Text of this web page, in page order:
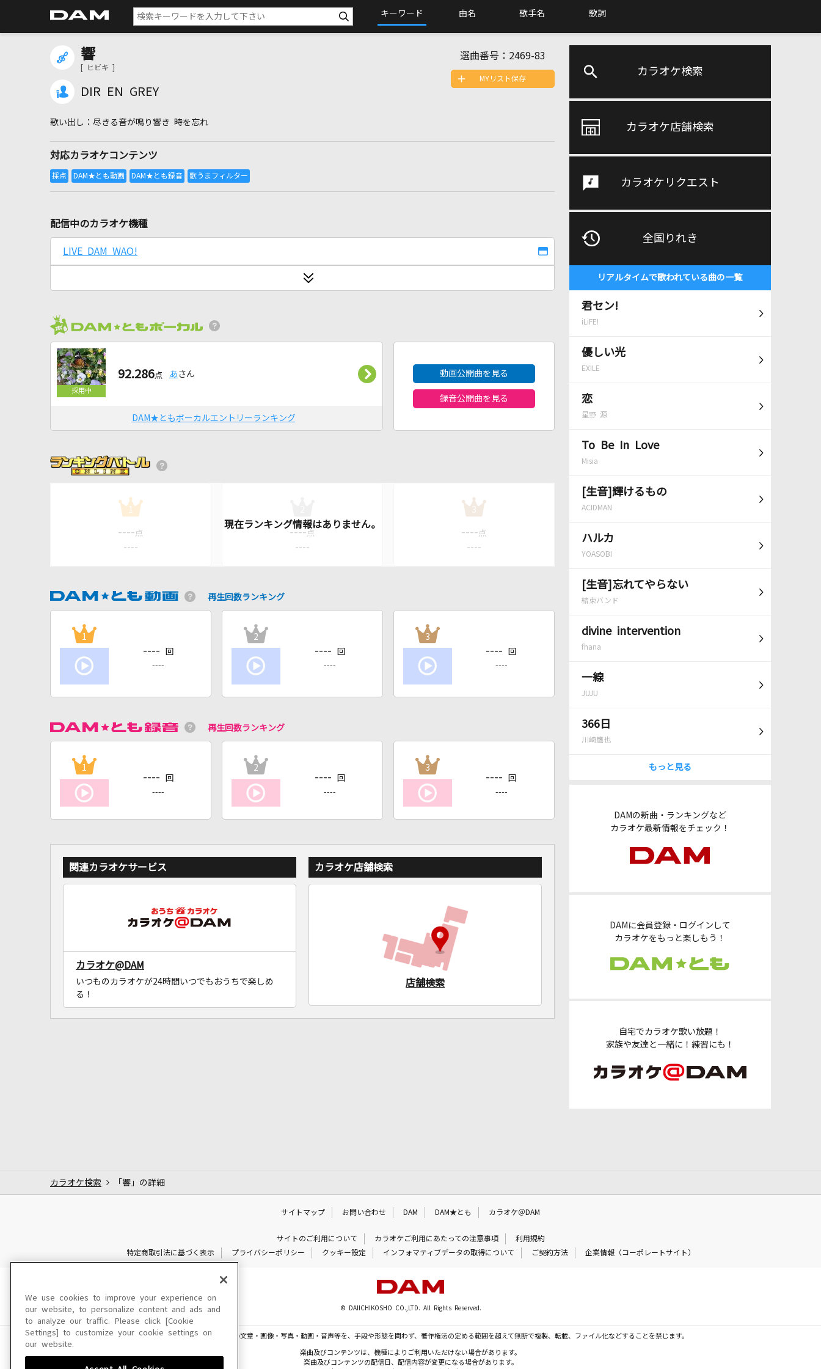
キーワード 曲名 歌手名 歌詞
カラオケ検索
カラオケ店舗検索
カラオケリクエスト
全国りれき
リアルタイムで歌われている曲の一覧
君セン!
iLiFE!
優しい光
EXILE
恋
星野 源
To Be In Love
Misia
[生音]輝けるもの
ACIDMAN
ハルカ
YOASOBI
[生音]忘れてやらない
結束バンド
divine intervention
fhana
一線
JUJU
366日
川崎鷹也
もっと見る
DAMの新曲・ランキングなど
カラオケ最新情報をチェック！
DAMに会員登録・ログインして
カラオケをもっと楽しもう！
自宅でカラオケ歌い放題！
家族や友達と一緒に！練習にも！
響
[ ヒビキ ]
DIR EN GREY
選曲番号： 2469-83
尽きる音が鳴り響き 時を忘れ
対応カラオケコンテンツ
MYリスト保存
配信中のカラオケ機種
LIVE DAM WAO!
92.286点 あ さん
DAM★ともボーカルエントリーランキング
動画公開曲を見る
録音公開曲を見る
1
---- 点
----
---- 点
----
3
---- 点
----
再生回数ランキング
1
---- 回
----
2
---- 回
----
3
---- 回
----
再生回数ランキング
1
---- 回
----
2
---- 回
----
3
---- 回
----
関連カラオケサービス
カラオケ@DAM
いつものカラオケが24時間いつでもおうちで楽しめ
る！
カラオケ店舗検索
店舗検索
カラオケ検索 「響」の詳細
サイトマップ お問い合わせ DAM DAM★とも カラオケ＠DAM
サイトのご利用について カラオケご利用にあたっての注意事項
利用規約
特定商取引法に基づく表示
プライバシーポリシー クッキー設定 インフォマティブデータの取得について ご契約方法 企業情報（コーポレートサイト）
© DAIICHIKOSHO CO.,LTD. All Rights Reserved.
このサイトに掲載されている一切の文章・画像・写真・動画・音声等を、手段や形態を問わず、著作権法の定める範囲を超えて無断で複製、転載、ファイル化などすることを禁じます。
楽曲及びコンテンツは、機種によりご利用いただけない場合があります。
楽曲及びコンテンツの配信日、配信内容が変更になる場合があります。
We use cookies to improve your experience on
our website, to personalize content and ads and
to analyze our traffic. Please click [Cookie
Settings] to customize your cookie settings on
our website.